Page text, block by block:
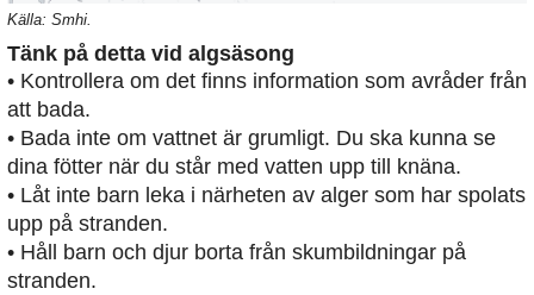
Källa: Smhi.
Tänk på detta vid algsäsong
• Kontrollera om det finns information som avråder från
att bada.
• Bada inte om vattnet är grumligt. Du ska kunna se
dina fötter när du står med vatten upp till knäna.
• Låt inte barn leka i närheten av alger som har spolats
upp på stranden.
• Håll barn och djur borta från skumbildningar på
stranden.